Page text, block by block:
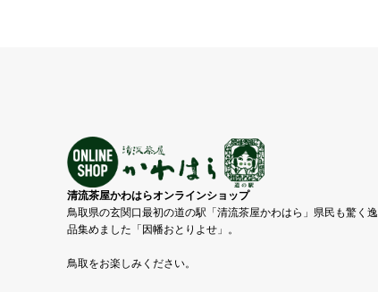
清流茶屋かわはらオンラインショップ
鳥取県の玄関口最初の道の駅「清流茶屋かわはら」県民も驚く逸
品集めました「因幡おとりよせ」。
鳥取をお楽しみください。